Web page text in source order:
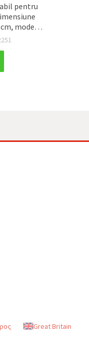
pentru
model
Great Britain